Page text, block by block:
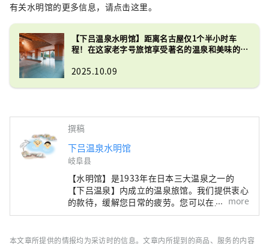
有关水明馆的更多信息，请点击这里。
【下吕温泉水明馆】距离名古屋仅1个半小时车
程！在这家老字号旅馆享受著名的温泉和美味的飞
2025.10.09
撰稿
下吕温泉水明馆
岐阜县
【水明馆】是1933年在日本三大温泉之一的
【下吕温泉】内成立的温泉旅馆。我们提供衷心
的款待，缓解您日常的疲劳。您可以在三个风格
各异的大浴场享受以美肤功效而闻名的下吕温
望大浴场、散发着丝柏香气的桑拿大浴场、带有
more
本文章所提供的情报均为采访时的信息。文章内所提到的商品、服务的内容